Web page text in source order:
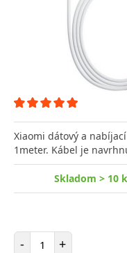
Xiaomi dátový a
1meter. Kábel je
Skladom > 10
- Počet položiek
+